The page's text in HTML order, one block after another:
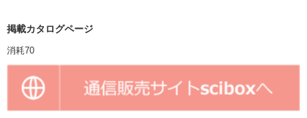
掲載カタログページ
消耗70